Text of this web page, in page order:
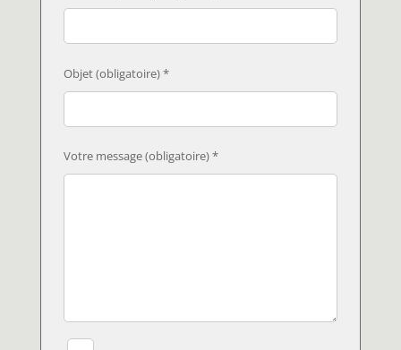
Objet (obligatoire) *
Votre message (obligatoire) *